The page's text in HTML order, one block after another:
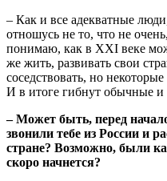
– Как и все адекватные
отношусь не то, что не
понимаю, как в XXI веке
же жить, развивать свои
соседствовать, но
И в итоге гибнут обычные
– Может быть, перед
звонили тебе из России и
стране? Возможно, были
скоро начнется?